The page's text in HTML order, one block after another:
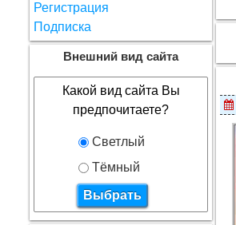
Регистрация
Подписка
Внешний вид сайта
Какой вид сайта Вы
предпочитаете?
Светлый
Тёмный